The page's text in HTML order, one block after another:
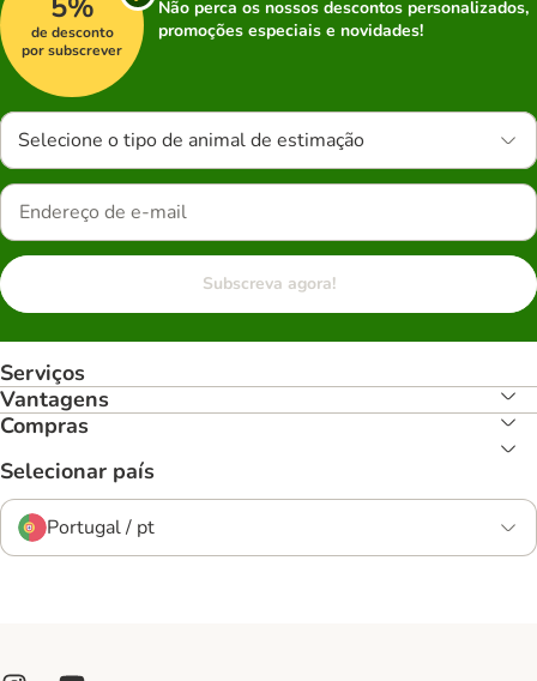
de desconto
por subscrever
Não perca os nossos descontos personalizados,
promoções especiais e novidades!
Selecione o tipo de animal de estimação
Subscreva agora!
Serviços
Vantagens
Compras
Selecionar país
Portugal / pt